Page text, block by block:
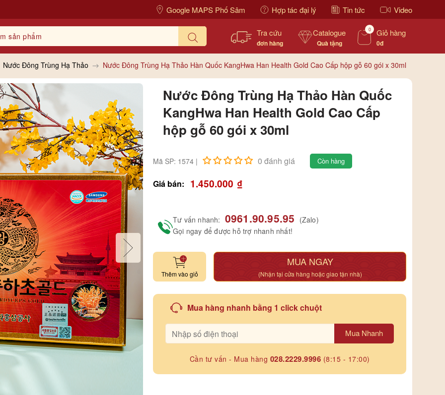
Google MAPS Phố Sâm Hợp tác đại lý Tin tức Video
Tra cứu
đơn hàng
Catalogue
Quà tặng
0 Giỏ hàng
0đ
Nước Đông Trùng Hạ Thảo Nước Đông Trùng Hạ Thảo Hàn Quốc KangHwa Han Health Gold Cao Cấp hộp gỗ 60 gói x 30ml
Nước Đông Trùng Hạ Thảo Hàn Quốc
KangHwa Han Health Gold Cao Cấp
hộp gỗ 60 gói x 30ml
Mã SP: 1574 | 0 đánh giá Còn hàng
Giá bán: 1.450.000 ₫
Tư vấn nhanh: 0961.90.95.95 (Zalo)
Gọi ngay để được hỗ trợ nhanh nhất!
Thêm vào giỏ
MUA NGAY
(Nhận tại cửa hàng hoặc giao tận nhà)
Mua hàng nhanh bằng 1 click chuột
Mua Nhanh
Cần tư vấn - Mua hàng 028.2229.9996 (8:15 - 17:00)